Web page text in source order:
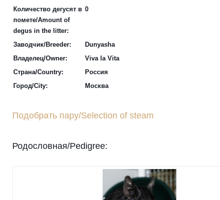
Количество дегусят в
помете/Amount of
degus in the litter:
0
Заводчик/Breeder:
Dunyasha
Владелец/Owner:
Viva la Vita
Страна/Country:
Россия
Город/City:
Москва
Подобрать пару/Selection of steam
Родословная/Pedigree: